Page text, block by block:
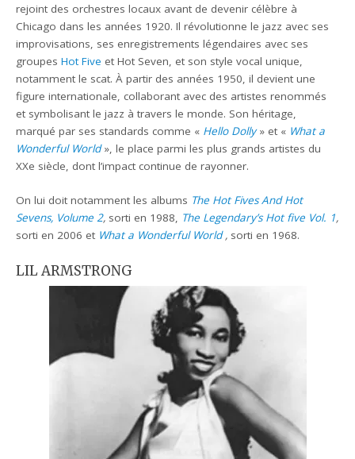
rejoint des orchestres locaux avant de devenir célèbre à
Chicago dans les années 1920. Il révolutionne le jazz avec ses
improvisations, ses enregistrements légendaires avec ses
groupesHot Five et Hot Seven, et son style vocal unique,
notamment le scat. À partir des années 1950, il devient une
figure internationale, collaborant avec des artistes renommés
et symbolisant le jazz à travers le monde. Son héritage,
marqué par ses standards comme « Hello Dolly» et « What a
Wonderful World», le place parmi les plus grands artistes du
XXe siècle, dont l’impact continue de rayonner.
On lui doit notamment les albums The Hot Fives And Hot
Sevens, Volume 2, sorti en 1988, The Legendary’s Hot five Vol. 1,
sorti en 2006 et What a Wonderful World, sorti en 1968.
LIL ARMSTRONG